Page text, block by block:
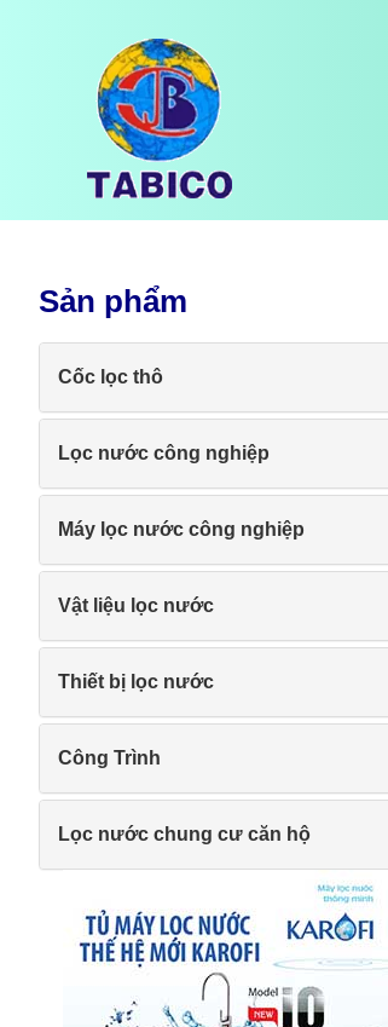
Sản phẩm
Cốc lọc thô
Lọc nước công nghiệp
Máy lọc nước công nghiệp
Vật liệu lọc nước
Thiết bị lọc nước
Công Trình
Lọc nước chung cư căn hộ